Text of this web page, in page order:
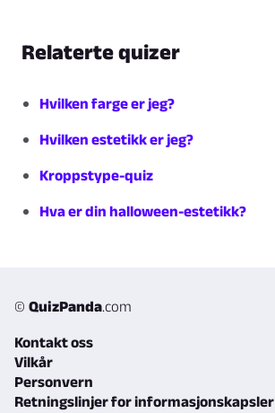
Relaterte quizer
Hvilken farge er jeg?
Hvilken estetikk er jeg?
Kroppstype-quiz
Hva er din halloween-estetikk?
© QuizPanda.com
Kontakt oss
Vilkår
Personvern
Retningslinjer for informasjonskapsler